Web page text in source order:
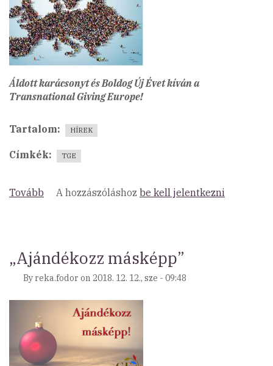
Áldott karácsonyt és Boldog Új Évet kíván a
Transnational Giving Europe!
Tartalom HÍREK
Címkék TGE
Tovább (Megjelent
Europe
Decemberi
hírlevele)
A hozzászóláshoz be kell jelentkezni
„Ajándékozz másképp”
By reka.fodor on 2018. 12. 12., sze - 09:48